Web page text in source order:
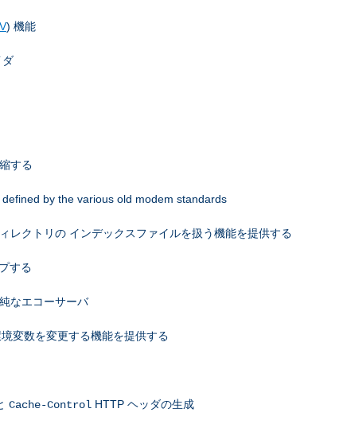
) 機能
ダ
する
by the various old modem standards
レクトリの インデックスファイルを扱う機能を提供する
する
なエコーサーバ
変数を変更する機能を提供する
Cache-Control HTTP ヘッダの生成